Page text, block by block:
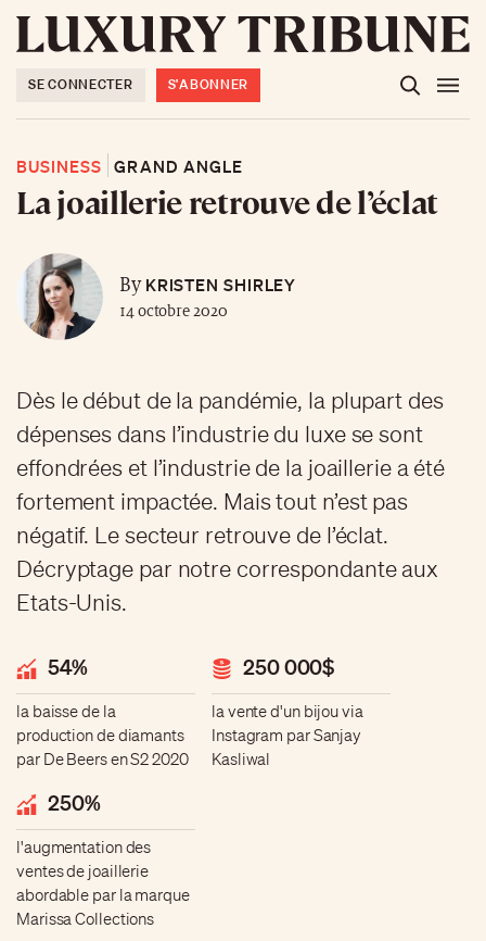
SE CONNECTER S'ABONNER
BUSINESS GRAND ANGLE
La joaillerie retrouve de l’éclat
ByKRISTEN SHIRLEY
14 octobre 2020
Dès le début de la pandémie, la plupart des
dépenses dans l’industrie du luxe se sont
effondrées et l’industrie de la joaillerie a été
fortement impactée. Mais tout n’est pas
négatif. Le secteur retrouve de l’éclat.
Décryptage par notre correspondante aux
Etats-Unis.
54%
la baisse de la
production de diamants
par De Beers en S2 2020
250 000$
la vente d'un bijou via
Instagram par Sanjay
Kasliwal
250%
l'augmentation des
ventes de joaillerie
abordable par la marque
Marissa Collections